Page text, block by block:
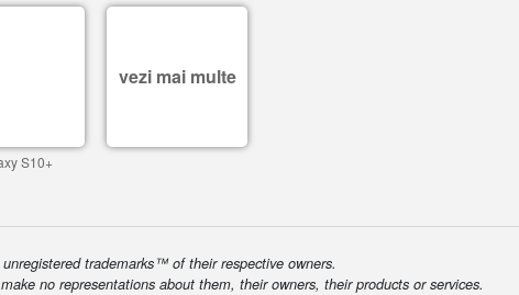
S10+
vezi mai multe
trademarks™ of their respective owners.
no representations about them, their owners, their products or services.